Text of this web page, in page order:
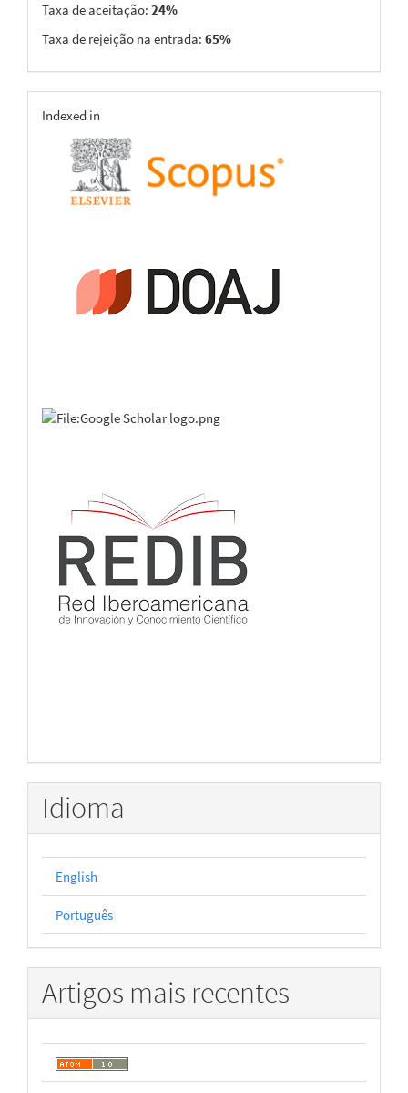
Taxa de aceitação: 24%
Taxa de rejeição na entrada: 65%
indexing
Indexed in
Idioma
English
Português
Artigos mais recentes